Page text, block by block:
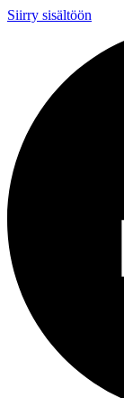
Siirry sisältöön